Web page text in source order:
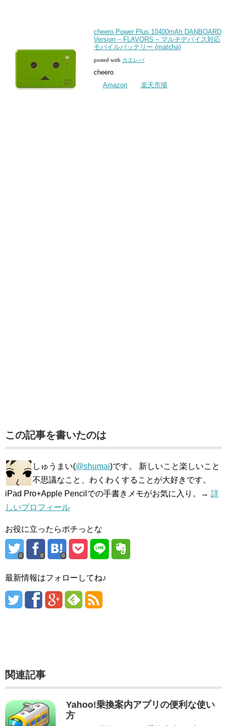
cheero Power Plus 10400mAh DANBOARD
Version – FLAVORS – マルチデバイス対応
モバイルバッテリー (matcha)
posted with カエレバ
cheero
Amazon
楽天市場
この記事を書いたのは
しゅうまい(@shumai)です。 新しいこと楽しいこと
不思議なこと、わくわくすることが大好きです。
iPad Pro+Apple Pencilでの手書きメモがお気に入り。→ 詳
しいプロフィール
お役に立ったらポチっとな
0 0 0
最新情報はフォローしてね♪
関連記事
Yahoo!乗換案内アプリの便利な使い
方